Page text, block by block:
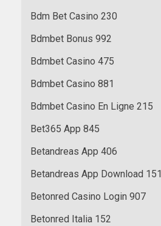
Bdm Bet Casino 230
Bdmbet Bonus 992
Bdmbet Casino 475
Bdmbet Casino 881
Bdmbet Casino En Ligne 215
Bet365 App 845
Betandreas App 406
Betandreas App Download 151
Betonred Casino Login 907
Betonred Italia 152